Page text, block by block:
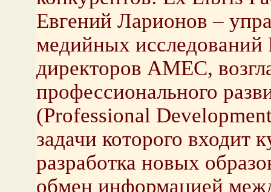
Евгений Ларионов –
медийных исследований
директоров AMEC,
профессионального
(Professional
задачи которого входит
разработка новых
обмен информацией